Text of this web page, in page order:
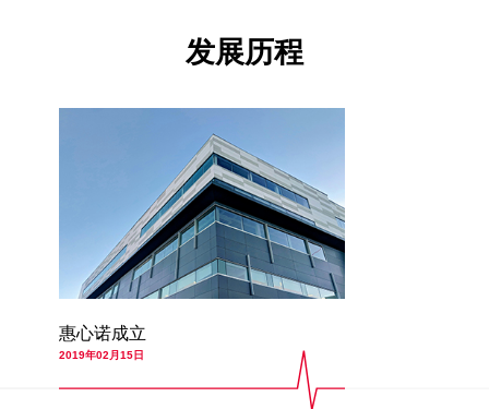
发展历程
惠心诺成立
2019年02月15日